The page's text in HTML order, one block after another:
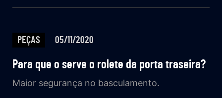
PEÇAS 05/11/2020
Para que o serve o rolete da porta traseira?
Maior segurança no basculamento.